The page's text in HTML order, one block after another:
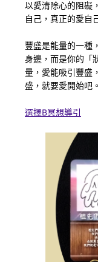
以愛清除心的阻礙
自己，真正的愛自
豐盛是能量的一種
身邊，而是你的「
量，愛能吸引豐盛
盛，就要愛開始吧。
選擇B冥想導引